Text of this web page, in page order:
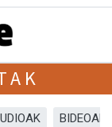
BIDEOAK